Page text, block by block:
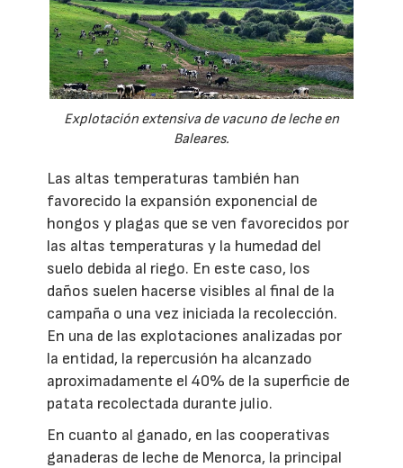
Explotación extensiva de vacuno de leche en
Baleares.
Las altas temperaturas también han
favorecido la expansión exponencial de
hongos y plagas que se ven favorecidos por
las altas temperaturas y la humedad del
suelo debida al riego. En este caso, los
daños suelen hacerse visibles al final de la
campaña o una vez iniciada la recolección.
En una de las explotaciones analizadas por
la entidad, la repercusión ha alcanzado
aproximadamente el 40% de la superficie de
patata recolectada durante julio.
En cuanto al ganado, en las cooperativas
ganaderas de leche de Menorca, la principal